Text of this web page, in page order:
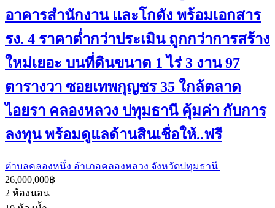
อาคารสำนักงาน และโกดัง พร้อมเอกสาร
รง. 4 ราคาต่ำกว่าประเมิน ถูกกว่าการสร้าง
ใหม่เยอะ บนที่ดินขนาด 1 ไร่ 3 งาน 97
ตารางวา ซอยเทพกุญชร 35 ใกล้ตลาด
ไอยรา คลองหลวง ปทุมธานี คุ้มค่า กับการ
ลงทุน พร้อมดูแลด้านสินเชื่อให้..ฟรี
ตำบลคลองหนึ่ง อำเภอคลองหลวง จังหวัดปทุมธานี
26,000,000฿
2 ห้องนอน